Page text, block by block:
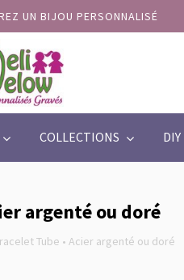
UN BIJOU PERSONNALISÉ
COLLECTIONS DIY
argenté ou doré
Tube • Acier argenté ou doré